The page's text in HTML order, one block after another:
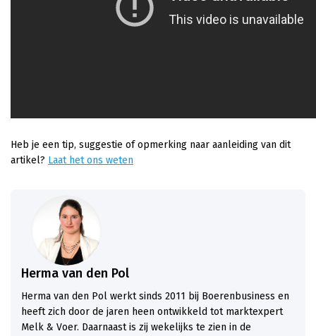
Heb je een tip, suggestie of opmerking naar aanleiding van dit
artikel? Laat het ons weten
Herma van den Pol
Herma van den Pol werkt sinds 2011 bij Boerenbusiness en
heeft zich door de jaren heen ontwikkeld tot marktexpert
Melk & Voer. Daarnaast is zij wekelijks te zien in de